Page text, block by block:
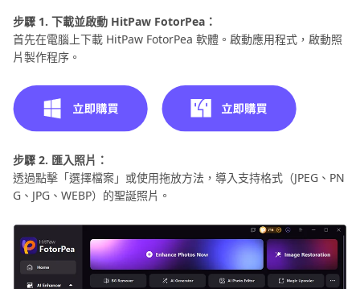
步驟 1. 下載並啟動 HitPaw FotorPea：
首先在電腦上下載 HitPaw FotorPea 軟體。啟動應用程式，啟動照
片製作程序。
步驟 2. 匯入照片：
透過點擊「選擇檔案」或使用拖放方法，導入支持格式（JPEG、PN
G、JPG、WEBP）的聖誕照片。